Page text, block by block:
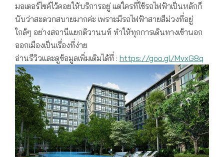
มอเตอร์ไซค์ไว้คอยให้บริการอยู่ แต่ใครที่ใช้รถไฟฟ้าเป็นหลักก็
นับว่าสะดวกสบายมากค่ะ เพราะมีรถไฟฟ้าสายสีม่วงที่อยู่
ใกล้ๆ อย่างสถานีแยกติวานนท์ ทำให้ทุกการเดินทางเข้านอก
ออกเมืองเป็นเรื่องที่ง่าย
อ่านรีวิวและดูข้อมูลเพิ่มเติมได้ที่ : https://goo.gl/MvxG8q